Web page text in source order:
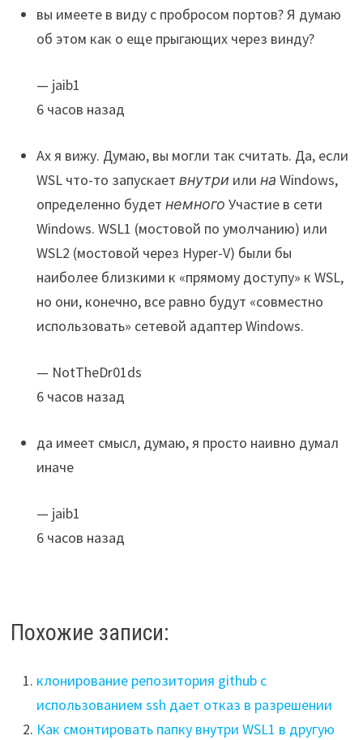
вы имеете в виду с пробросом портов? Я думаю
об этом как о еще прыгающих через винду?
— jaib1
6 часов назад
Ах я вижу. Думаю, вы могли так считать. Да, если
WSL что-то запускает внутри или на Windows,
определенно будет немного Участие в сети
Windows. WSL1 (мостовой по умолчанию) или
WSL2 (мостовой через Hyper-V) были бы
наиболее близкими к «прямому доступу» к WSL,
но они, конечно, все равно будут «совместно
использовать» сетевой адаптер Windows.
— NotTheDr01ds
6 часов назад
да имеет смысл, думаю, я просто наивно думал
иначе
— jaib1
6 часов назад
Похожие записи:
клонирование репозитория github с
использованием ssh дает отказ в разрешении
Как смонтировать папку внутри WSL1 в другую